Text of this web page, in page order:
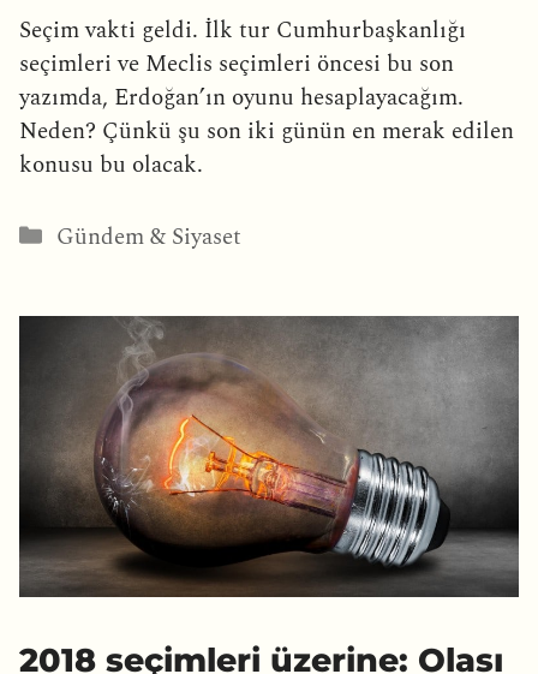
Seçim vakti geldi. İlk tur Cumhurbaşkanlığı
seçimleri ve Meclis seçimleri öncesi bu son
yazımda, Erdoğan’ın oyunu hesaplayacağım.
Neden? Çünkü şu son iki günün en merak edilen
konusu bu olacak.
Kategoriler
Gündem & Siyaset
2018 seçimleri üzerine: Olası